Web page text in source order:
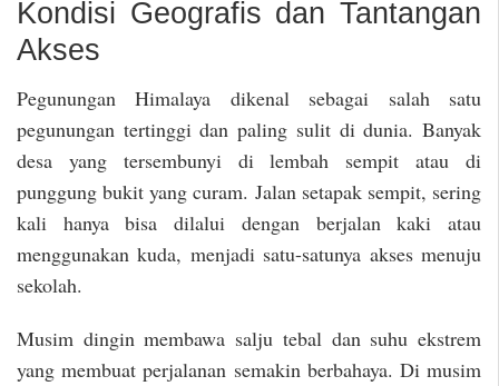
Kondisi Geografis dan Tantangan
Akses
Pegunungan Himalaya dikenal sebagai salah satu
pegunungan tertinggi dan paling sulit di dunia. Banyak
desa yang tersembunyi di lembah sempit atau di
punggung bukit yang curam. Jalan setapak sempit, sering
kali hanya bisa dilalui dengan berjalan kaki atau
menggunakan kuda, menjadi satu-satunya akses menuju
sekolah.
Musim dingin membawa salju tebal dan suhu ekstrem
yang membuat perjalanan semakin berbahaya. Di musim